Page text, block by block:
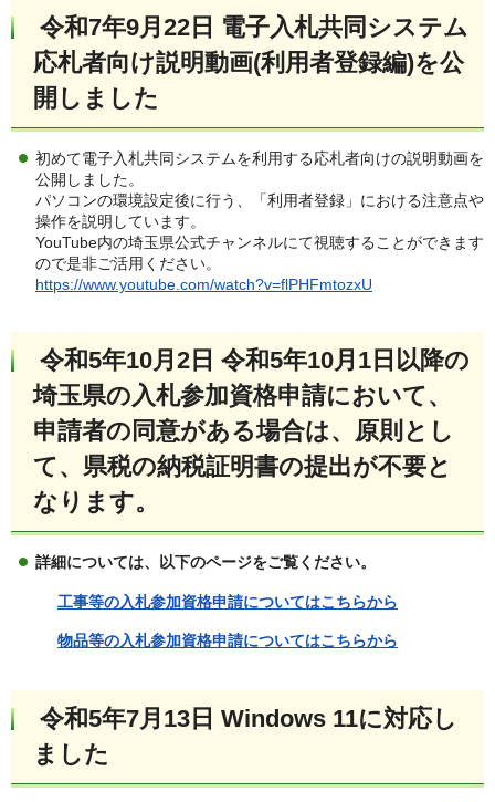
令和7年9月22日 電子入札共同システム
応札者向け説明動画(利用者登録編)を公
開しました
初めて電子入札共同システムを利用する応札者向けの説明動画を
公開しました。
パソコンの環境設定後に行う、「利用者登録」における注意点や
操作を説明しています。
YouTube内の埼玉県公式チャンネルにて視聴することができます
ので是非ご活用ください。
https://www.youtube.com/watch?v=flPHFmtozxU
令和5年10月2日 令和5年10月1日以降の
埼玉県の入札参加資格申請において、
申請者の同意がある場合は、原則とし
て、県税の納税証明書の提出が不要と
なります。
詳細については、以下のページをご覧ください。
工事等の入札参加資格申請についてはこちらから
物品等の入札参加資格申請についてはこちらから
令和5年7月13日 Windows 11に対応し
ました